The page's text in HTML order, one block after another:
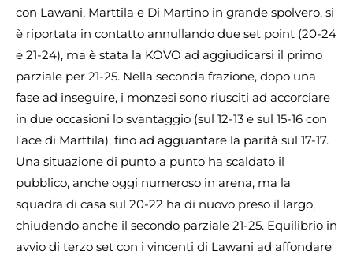
con Lawani, Marttila e Di Martino in grande spolvero, si
è riportata in contatto annullando due set point (20-24
e 21-24), ma è stata la KOVO ad aggiudicarsi il primo
parziale per 21-25. Nella seconda frazione, dopo una
fase ad inseguire, i monzesi sono riusciti ad accorciare
in due occasioni lo svantaggio (sul 12-13 e sul 15-16 con
l’ace di Marttila), fino ad agguantare la parità sul 17-17.
Una situazione di punto a punto ha scaldato il
pubblico, anche oggi numeroso in arena, ma la
squadra di casa sul 20-22 ha di nuovo preso il largo,
chiudendo anche il secondo parziale 21-25. Equilibrio in
avvio di terzo set con i vincenti di Lawani ad affondare